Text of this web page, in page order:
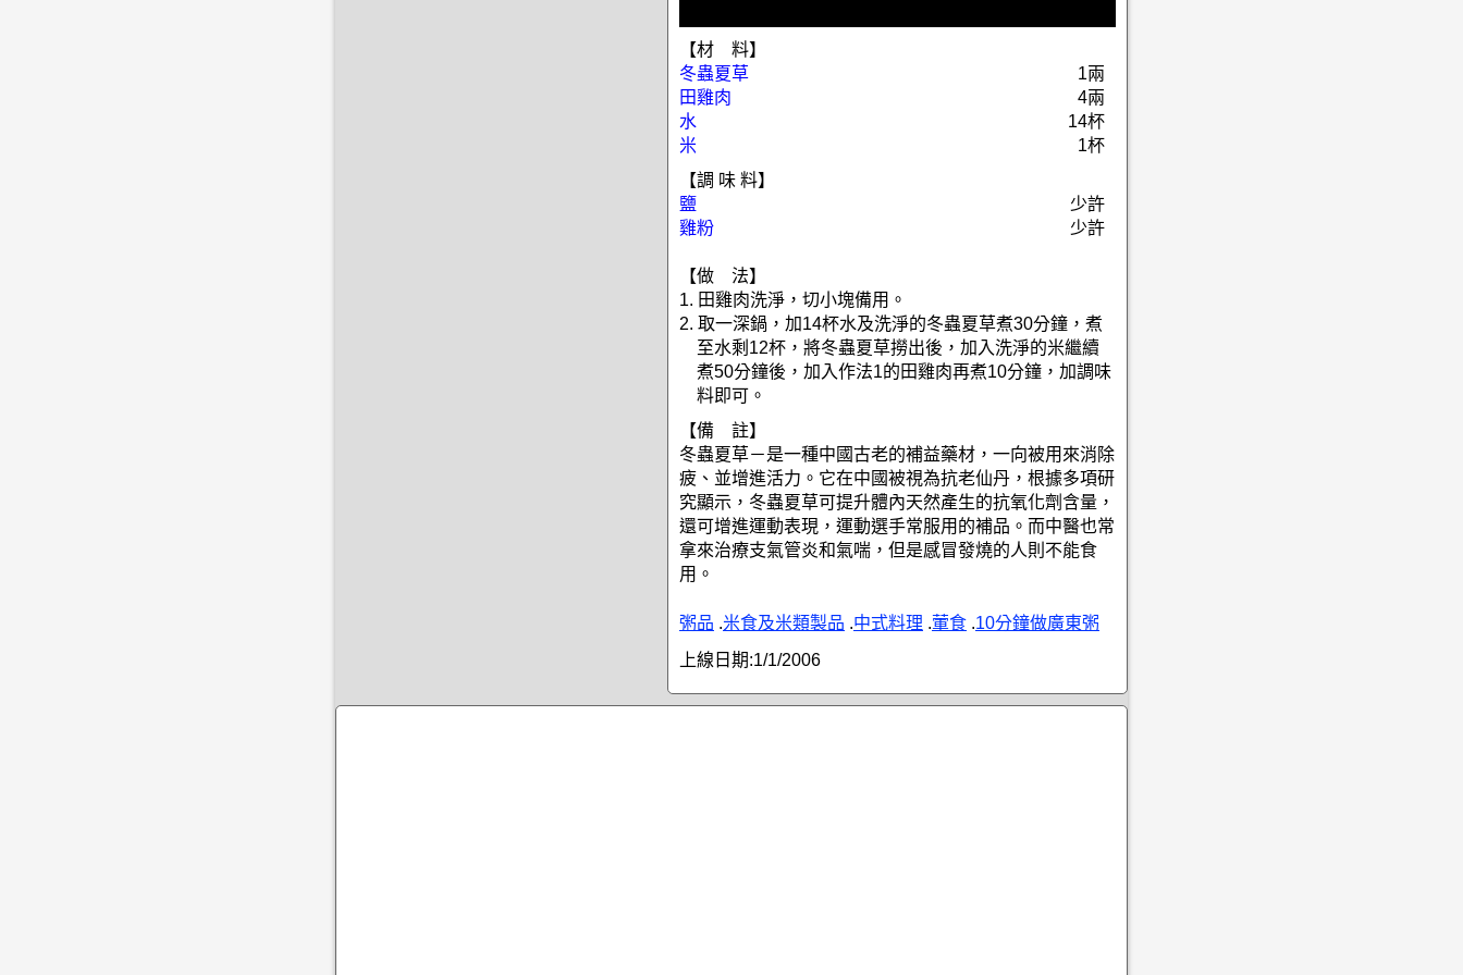
【材 料】
冬蟲夏草
1兩
田雞肉
4兩
水
14杯
米
1杯
【調 味 料】
鹽
少許
雞粉
少許
【做 法】
1. 田雞肉洗淨，切小塊備用。
2. 取一深鍋，加14杯水及洗淨的冬蟲夏草煮30分鐘，煮
至水剩12杯，將冬蟲夏草撈出後，加入洗淨的米繼續
煮50分鐘後，加入作法1的田雞肉再煮10分鐘，加調味
料即可。
【備 註】
冬蟲夏草－是一種中國古老的補益藥材，一向被用來消除
疲、並增進活力。它在中國被視為抗老仙丹，根據多項研
究顯示，冬蟲夏草可提升體內天然產生的抗氧化劑含量，
還可增進運動表現，運動選手常服用的補品。而中醫也常
拿來治療支氣管炎和氣喘，但是感冒發燒的人則不能食
用。
粥品 .米食及米類製品 .中式料理 .葷食 .10分鐘做廣東粥
上線日期:1/1/2006